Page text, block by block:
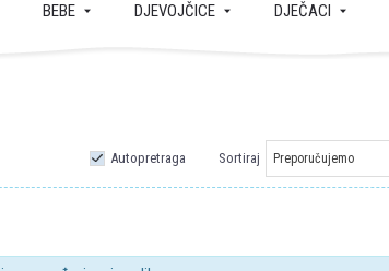
BEBE DJEVOJČICE DJEČACI
Autopretraga Sortiraj